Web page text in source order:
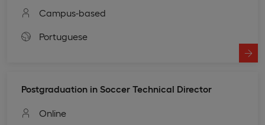
Campus-based
Portuguese
Postgraduation in Soccer Technical Director
Online